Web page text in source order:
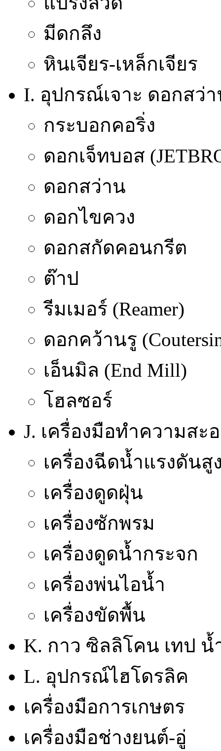
มีดกลึง
หินเจียร-เหล็กเจียร
I. อุปกรณ์เจาะ ดอกสว่
กระบอกคอริ่ง
ดอกเจ็ทบอส
ดอกสว่าน
ดอกไขควง
ดอกสกัดคอนกรีต
ต๊าป
รีมเมอร์ (Reamer)
ดอกคว้านรู
เอ็นมิล (End Mill)
โฮลซอร์
J. เครื่องมือทำความสะ
เครื่องฉีดน้ำแรงดันสู
เครื่องดูดฝุ่น
เครื่องซักพรม
เครื่องดูดน้ำกระจก
เครื่องพ่นไอน้ำ
เครื่องขัดพื้น
K. กาว ซิลลิโคน เทป น้
L. อุปกรณ์ไฮโดรลิค
เครื่องมือการเกษตร
เครื่องมือช่างยนต์-อู่